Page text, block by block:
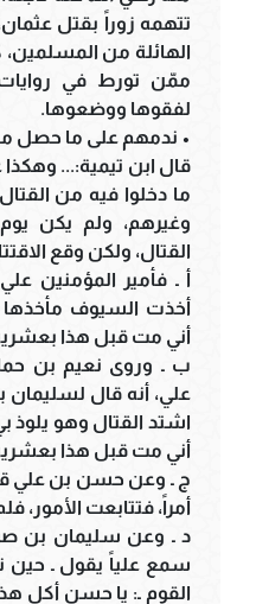
تتهمه زوراً بقتل
الهائلة من المسلمين،
ممّن تورط في روايات
لفقوها ووضعوها.
• ندمهم على ما حصل
قال ابن تيمية:... وهكذا
ما دخلوا فيه من
وغيرهم، ولم يكن
القتال، ولكن وقع
أ ـ فأمير المؤمنين
أخذت السيوف مأخذها
أني مت قبل هذا
ب ـ وروى نعيم بن
علي، أنه قال لسليمان
اشتد القتال وهو
أني مت قبل هذا
ج ـ وعن حسن بن علي
أمراً، فتتابعت الأمور،
د ـ وعن سليمان بن
سمع علياً يقول ـ حين
القوم ـ: يا حسن أكل